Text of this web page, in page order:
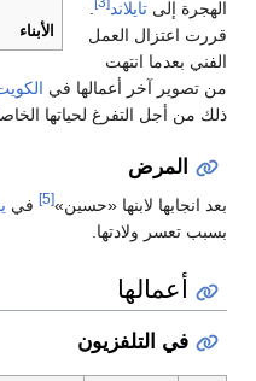
الأبناء
الهجرة إلى تايلاند
قررت اعتزال العمل
الفني بعدما انتهت
من تصوير آخر أعمالها في
ذلك من أجل التفرغ لحياتها
المرض
بعد انجابها لابنها «حسين»[5] في
بسبب تعسر ولادتها.
أعمالها
في التلفزيون